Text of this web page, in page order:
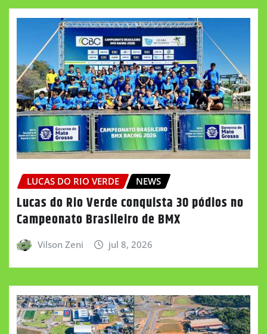
LUCAS DO RIO VERDE NEWS
Lucas do Rio Verde conquista 30 pódios no
Campeonato Brasileiro de BMX
Vilson Zeni jul 8, 2026